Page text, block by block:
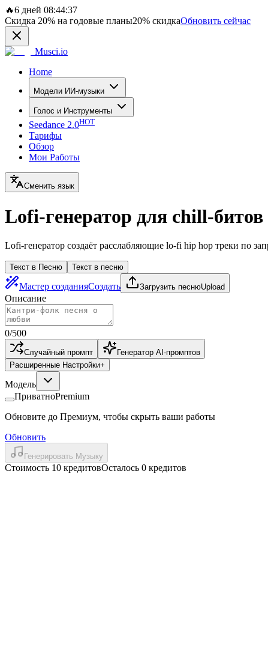
🔥6 дней 08:44:37
Скидка 20% на годовые планы20% скидкаОбновить сейчас
Musci.io
Home
Модели ИИ-музыки
Голос и Инструменты
Seedance 2.0HOT
Тарифы
Обзор
Мои Работы
Сменить язык
Lofi-генератор для chill-
Lofi-генератор создаёт расслабляющие lo-fi hip hop треки по
Текст в Песню Текст в песню
Мастер созданияСоздать Загрузить песнюUpload
Описание
0/500
Случайный промпт
Генератор AI-промптов
Расширенные Настройки+
Модель
ПриватноPremium
Обновите до Премиум, чтобы скрыть ваши работы
Обновить
Генерировать Музыку
Стоимость 10 кредитовОсталось 0 кредитов